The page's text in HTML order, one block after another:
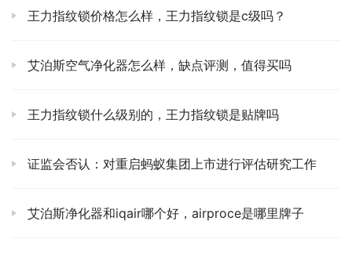
王力指纹锁价格怎么样，王力指纹锁是c级吗？
艾泊斯空气净化器怎么样，缺点评测，值得买吗
王力指纹锁什么级别的，王力指纹锁是贴牌吗
证监会否认：对重启蚂蚁集团上市进行评估研究工作
艾泊斯净化器和iqair哪个好，airproce是哪里牌子